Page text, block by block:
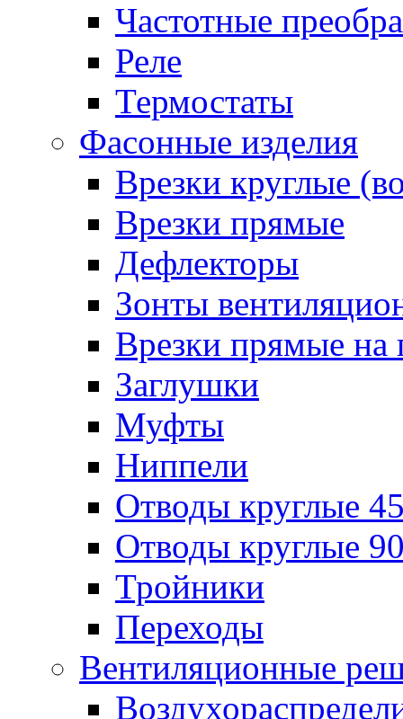
Частотные
Реле
Термостаты
Фасонные изделия
Врезки круглые
Врезки прямые
Дефлекторы
Зонты
Врезки прямые на
Заглушки
Муфты
Ниппели
Отводы круглые
Отводы круглые
Тройники
Переходы
Вентиляционные